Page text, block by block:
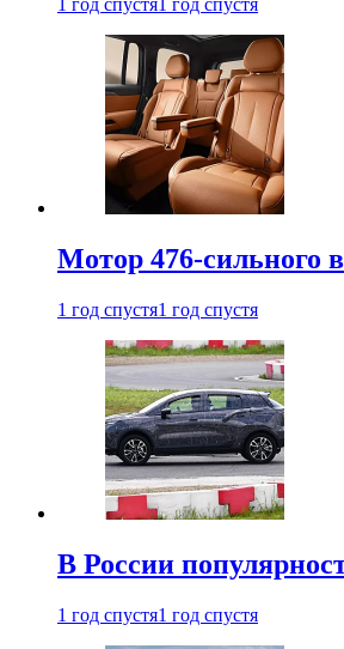
1 год спустя1 год спустя
Мотор 476-сильного
1 год спустя1 год спустя
В России
1 год спустя1 год спустя